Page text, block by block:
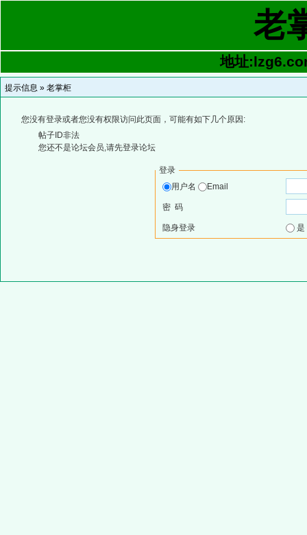
老
地址
提示信息 » 老掌柜
您没有登录或者您没有权限访问此页面，可能有如下几个原因:
帖子ID非法
您还不是论坛会员,请先登录论坛
登录
用户名
Email
密 码
隐身登录